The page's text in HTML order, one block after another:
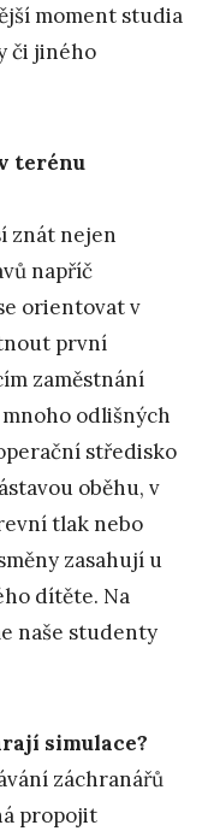
moment studia
či jiného
terénu
znát nejen
napříč
orientovat v
první
zaměstnání
odlišných
středisko
oběhu, v
tlak nebo
zasahují u
dítěte. Na
naše studenty
simulace?
záchranářů
propojit